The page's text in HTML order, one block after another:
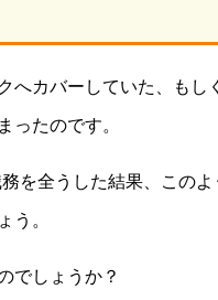
へカバーしていた、もし
ったのです。
を全うした結果、このよ
う。
でしょうか？